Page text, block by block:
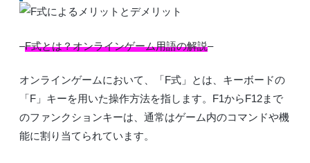
–F式とは？オンラインゲーム用語の解説–
オンラインゲームにおいて、「F式」とは、キーボードの
「F」キーを用いた操作方法を指します。F1からF12まで
のファンクションキーは、通常はゲーム内のコマンドや機
能に割り当てられています。